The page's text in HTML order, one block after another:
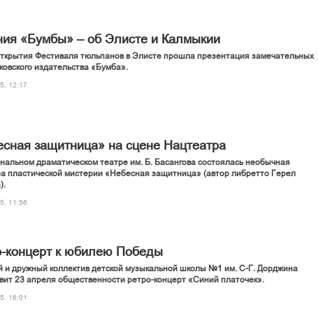
«Бумбы» – об Элисте и Калмыкии
Фестиваля тюльпанов в Элисте прошла презентация замечательных
издательства «Бумба».
12:17
защитница» на сцене Нацтеатра
драматическом театре им. Б. Басангова состоялась необычная
пластической мистерии «Небесная защитница» (автор либретто Герел
11:56
концерт к юбилею Победы
и дружный коллектив детской музыкальной школы №1 им. С-Г. Дорджина
23 апреля общественности ретро-концерт «Синий платочек».
16:01